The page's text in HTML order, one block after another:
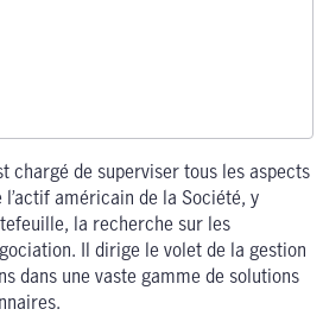
chargé de superviser tous les aspects
américain de la Société, y
la recherche sur les
Il dirige le volet de la gestion
dans une vaste gamme de solutions